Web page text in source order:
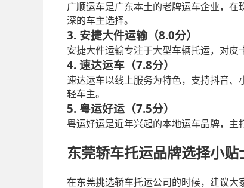
广顺运车是广东本土的老牌运车企业，
深的车主选择。
3. 安捷大件运输（8.0分）
安捷大件运输专注于大型车辆托运，对皮
4. 速达运车（7.8分）
速达运车以线上服务为特色，支持抖音
轻车主。
5. 粤运好运（7.5分）
粤运好运是近年兴起的本地运车品牌，主
东莞轿车托运品牌选择小贴
在东莞挑选轿车托运公司的时候，建议